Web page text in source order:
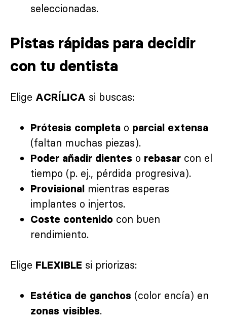
seleccionadas.
Pistas rápidas para decidir
con tu dentista
Elige ACRÍLICA si buscas:
Prótesis completa o parcial extensa
(faltan muchas piezas).
Poder añadir dientes o rebasar con el
tiempo (p. ej., pérdida progresiva).
Provisional mientras esperas
implantes o injertos.
Coste contenido con buen
rendimiento.
Elige FLEXIBLE si priorizas:
Estética de ganchos (color encía) en
zonas visibles.